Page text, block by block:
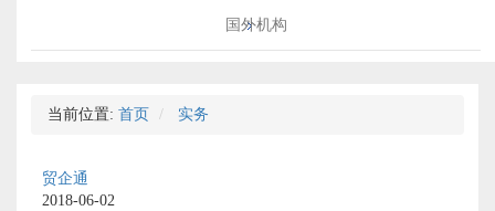
国外机构
当前位置: 首页 实务
贸企通
2018-06-02